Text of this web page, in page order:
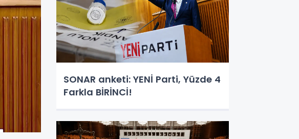
SONAR anketi: YENİ Parti, Yüzde 4
Farkla BİRİNCİ!